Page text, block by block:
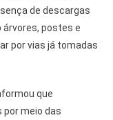
de descargas
postes e
por vias já tomadas
que
por meio das